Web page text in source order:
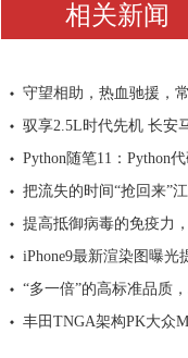
相关新闻
守望相助，热血驰援，
驭享2.5L时代先机 长安
Python随笔11：Python
把流失的时间“抢回来”
提高抵御病毒的免疫力
iPhone9最新渲染图曝光
“多一倍”的高标准品质
丰田TNGA架构PK大众